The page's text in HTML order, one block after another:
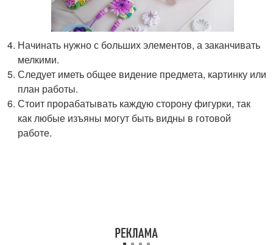
Начинать нужно с больших элементов, а заканчивать
мелкими.
Следует иметь общее видение предмета, картинку или
план работы.
Стоит прорабатывать каждую сторону фигурки, так
как любые изъяны могут быть видны в готовой
работе.